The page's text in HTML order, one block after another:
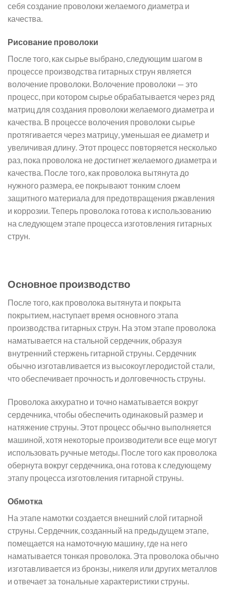
себя создание проволоки желаемого диаметра и
качества.
Рисование проволоки
После того, как сырье выбрано, следующим шагом в
процессе производства гитарных струн является
волочение проволоки. Волочение проволоки — это
процесс, при котором сырье обрабатывается через ряд
матриц для создания проволоки желаемого диаметра и
качества. В процессе волочения проволоки сырье
протягивается через матрицу, уменьшая ее диаметр и
увеличивая длину. Этот процесс повторяется несколько
раз, пока проволока не достигнет желаемого диаметра и
качества. После того, как проволока вытянута до
нужного размера, ее покрывают тонким слоем
защитного материала для предотвращения ржавления
и коррозии. Теперь проволока готова к использованию
на следующем этапе процесса изготовления гитарных
струн.
Основное производство
После того, как проволока вытянута и покрыта
покрытием, наступает время основного этапа
производства гитарных струн. На этом этапе проволока
наматывается на стальной сердечник, образуя
внутренний стержень гитарной струны. Сердечник
обычно изготавливается из высокоуглеродистой стали,
что обеспечивает прочность и долговечность струны.
Проволока аккуратно и точно наматывается вокруг
сердечника, чтобы обеспечить одинаковый размер и
натяжение струны. Этот процесс обычно выполняется
машиной, хотя некоторые производители все еще могут
использовать ручные методы. После того как проволока
обернута вокруг сердечника, она готова к следующему
этапу процесса изготовления гитарной струны.
Обмотка
На этапе намотки создается внешний слой гитарной
струны. Сердечник, созданный на предыдущем этапе,
помещается на намоточную машину, где на него
наматывается тонкая проволока. Эта проволока обычно
изготавливается из бронзы, никеля или других металлов
и отвечает за тональные характеристики струны.